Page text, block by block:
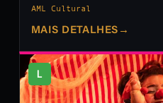
AML Cultural
MAIS DETALHES →
L